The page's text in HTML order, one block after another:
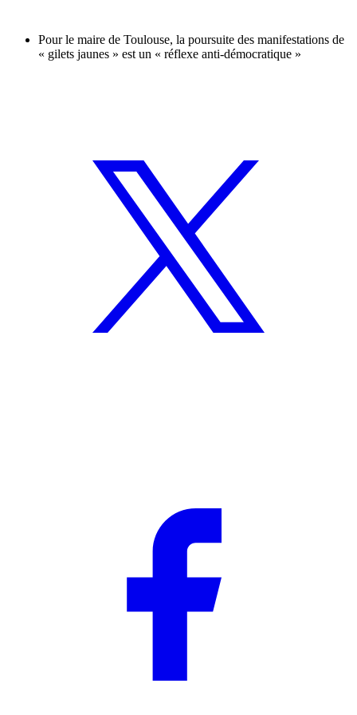
Pour le maire de Toulouse, la poursuite des manifestations de
« gilets jaunes » est un « réflexe anti-démocratique »